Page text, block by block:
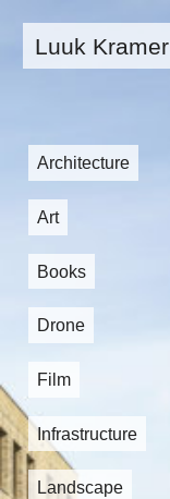
Luuk Kramer
Architecture
Art
Books
Drone
Film
Infrastructure
Landscape